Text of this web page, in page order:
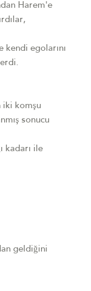
Harem'e
kendi egolarını
iki komşu
sonucu
kadarı ile
geldiğini